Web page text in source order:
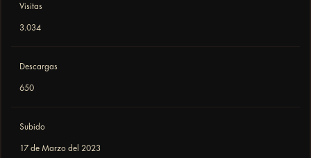
Visitas
3.034
Descargas
650
Subido
17 de Marzo del 2023